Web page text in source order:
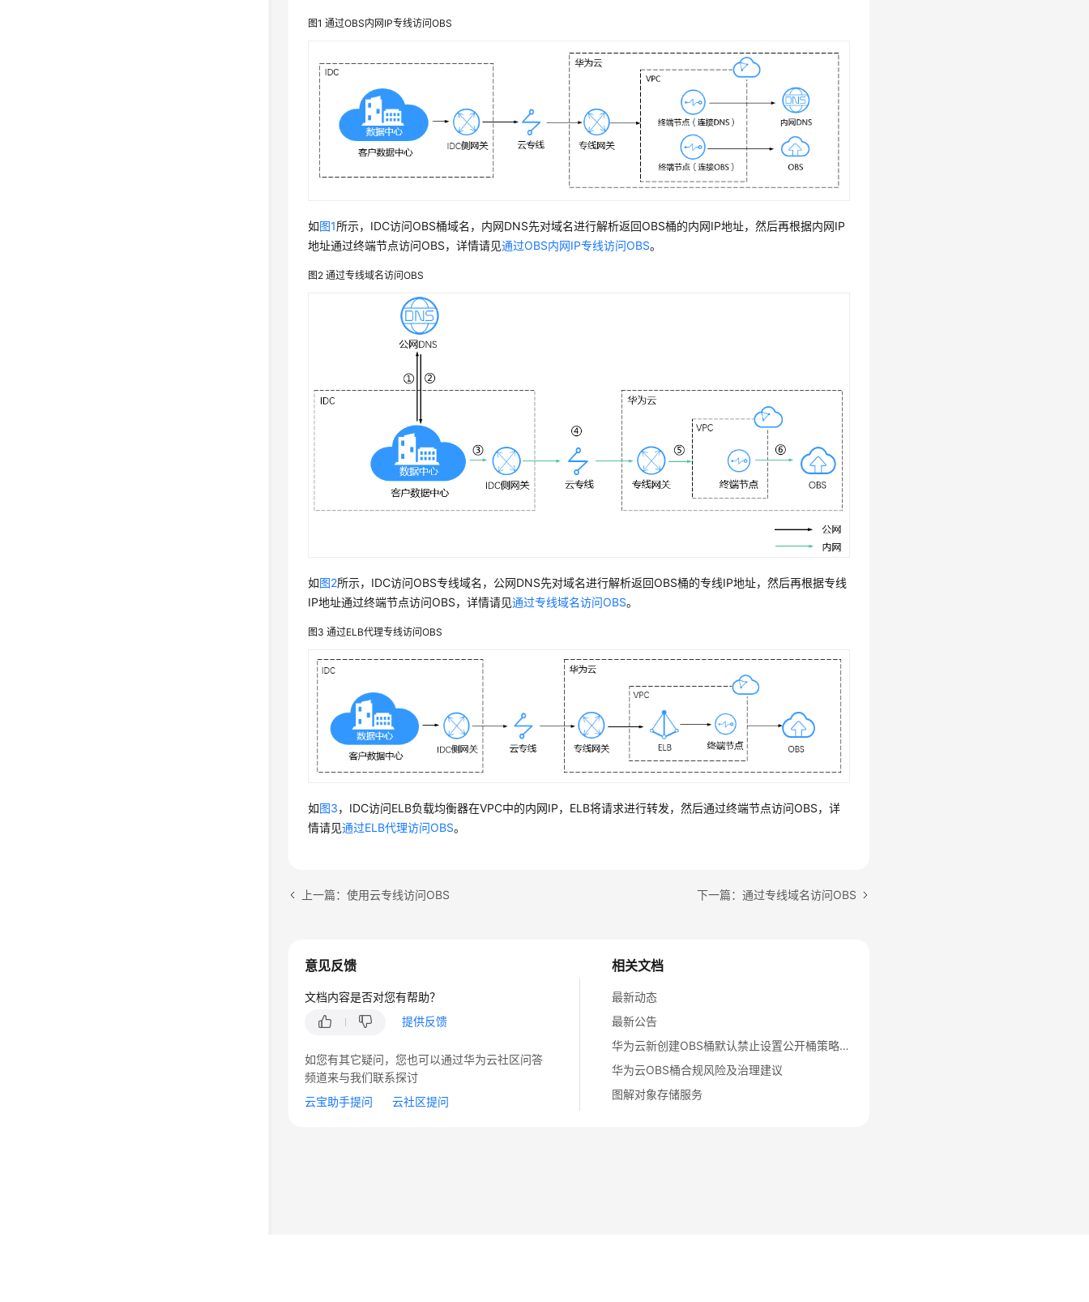
图1通过OBS内网IP专线访问OBS
如图1所示，IDC访问OBS桶域名，内网DNS先对域名进行解析返回OBS桶的内网IP地址，然后再根据内网IP
地址通过终端节点访问OBS，详情请见通过OBS内网IP专线访问OBS。
图2通过专线域名访问OBS
如图2所示，IDC访问OBS专线域名，公网DNS先对域名进行解析返回OBS桶的专线IP地址，然后再根据专线
IP地址通过终端节点访问OBS，详情请见通过专线域名访问OBS。
图3通过ELB代理专线访问OBS
如图3，IDC访问ELB负载均衡器在VPC中的内网IP，ELB将请求进行转发，然后通过终端节点访问OBS，详
情请见通过ELB代理访问OBS。
上一篇：使用云专线访问OBS 下一篇：通过专线域名访问OBS
相关文档
最新动态
最新公告
华为云新创建OBS桶默认禁止设置公开桶策略与公开ACL功能通知
华为云OBS桶合规风险及治理建议
图解对象存储服务
意见反馈
文档内容是否对您有帮助？
提供反馈
如您有其它疑问，您也可以通过华为云社区问答
频道来与我们联系探讨
云宝助手提问
云社区提问